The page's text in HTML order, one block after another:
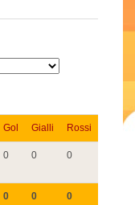
Gol Gialli Rossi
0 0 0
0 0 0